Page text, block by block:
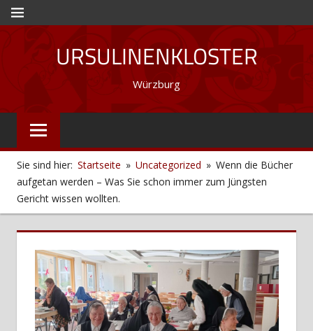
Zum
Inhalt
MENÜ
URSULINENKLOSTER
Würzburg
Sie sind hier: Startseite Uncategorized
Wenn die Bücher
aufgetan werden – Was Sie schon immer zum Jüngsten
Gericht wissen wollten.